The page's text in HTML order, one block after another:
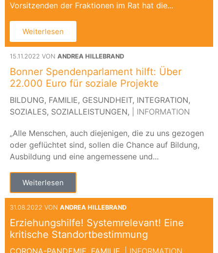
Vorsitzenden der Fraktionen im Rat hat die...
Weiterlesen
15.11.2022 VON ANDREA HILLEBRAND
Bonner Spendenparlament hilft: Über
22.000 Euro für soziale Projekte
BILDUNG, FAMILIE, GESUNDHEIT, INTEGRATION,
SOZIALES, SOZIALLEISTUNGEN, | INFORMATION
„Alle Menschen, auch diejenigen, die zu uns gezogen
oder geflüchtet sind, sollen die Chance auf Bildung,
Ausbildung und eine angemessene und...
Weiterlesen
31.08.2022 VON ANDREA HILLEBRAND
Erziehungshilfe! Systemrelevant! Eine
kritische Standortbestimmung